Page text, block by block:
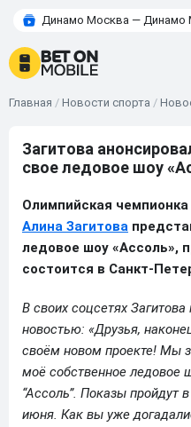
Динамо Москва — Динамо
Главная / Новости спорта /
Загитова
свое ледовое шоу
Олимпийская
Алина Загитова
ледовое шоу «Ассоль»,
состоится в Санкт-
В своих соцсетях
новостью: «Друзья,
своём новом проекте! Мы
моё собственное ледовое
“Ассоль”. Показы пройдут
июня. Как вы уже